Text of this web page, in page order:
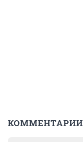
КОММЕНТАРИИ